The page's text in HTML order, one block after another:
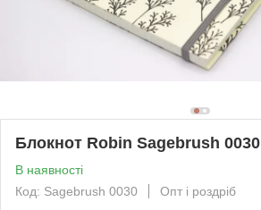
Блокнот Robin Sagebrush 0030
В наявності
Код: Sagebrush 0030
Опт і роздріб